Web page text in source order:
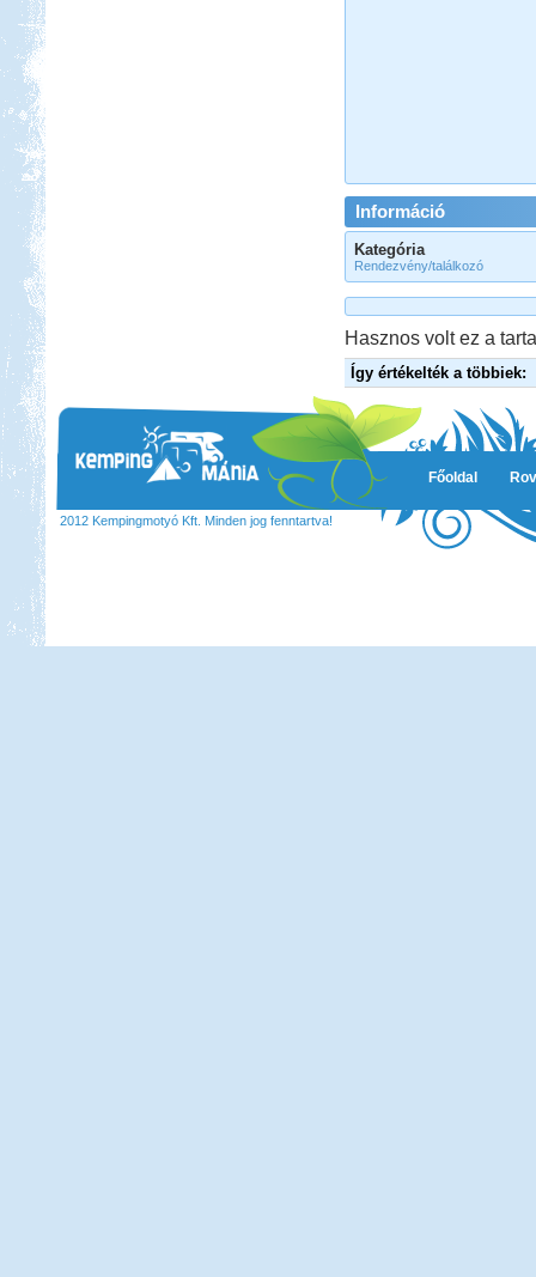
Információ
Kategória
Rendezvény/találkozó
Hasznos volt ez a
Így értékelték a többiek:
Főoldal
2012 Kempingmotyó Kft. Minden jog fenntartva!